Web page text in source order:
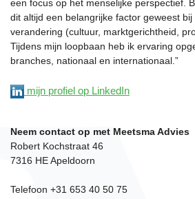
een focus op het menselijke perspectief.
dit altijd een belangrijke factor geweest
verandering (cultuur, marktgerichtheid,
Tijdens mijn loopbaan heb ik ervaring
branches, nationaal en internationaal.”
mijn profiel op LinkedIn
Neem contact op met Meetsma Advies
Robert Kochstraat 46
7316 HE Apeldoorn
Telefoon +31 653 40 50 75